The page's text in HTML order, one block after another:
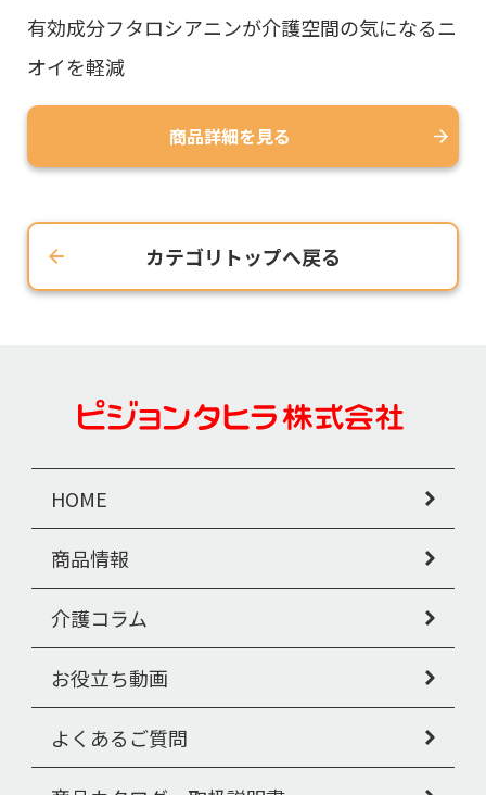
有効成分フタロシアニンが介護空間の気になるニ
オイを軽減
商品詳細を見る
カテゴリトップへ戻る
HOME
商品情報
介護コラム
お役立ち動画
よくあるご質問